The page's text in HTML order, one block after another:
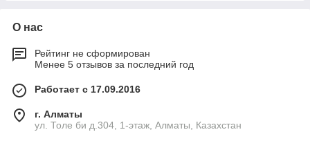
О нас
Рейтинг не сформирован
Менее 5 отзывов за последний год
Работает с 17.09.2016
г. Алматы
ул. Толе би д.304, 1-этаж, Алматы, Казахстан